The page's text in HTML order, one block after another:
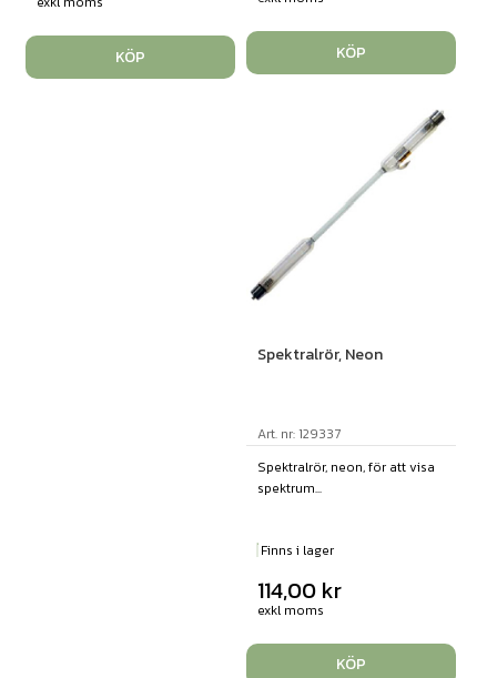
KÖP KÖP
Spektralrör, Neon
Art. nr: 129337
Spektralrör, neon, för att visa
spektrum...
Finns i lager
114,00 kr
exkl moms
KÖP